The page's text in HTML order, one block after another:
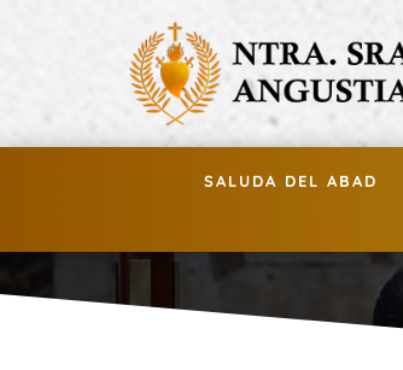
SALUDA DEL ABAD